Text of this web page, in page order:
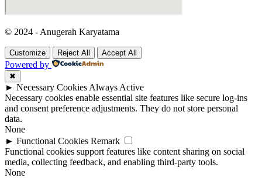
© 2024 - Anugerah Karyatama
Customize Reject All Accept All
Powered by
✖
► Necessary Cookies Always Active
Necessary cookies enable essential site features like secure log-ins
and consent preference adjustments. They do not store personal
data.
None
► Functional Cookies Remark
Functional cookies support features like content sharing on social
media, collecting feedback, and enabling third-party tools.
None